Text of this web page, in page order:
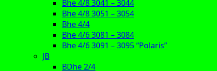
Bhe 4/8 3041 – 3044
Bhe 4/8 3051 – 3054
Bhe 4/4
Bhe 4/6 3081 – 3084
Bhe 4/6 3091 – 3095 “Polaris”
JB
BDhe 2/4